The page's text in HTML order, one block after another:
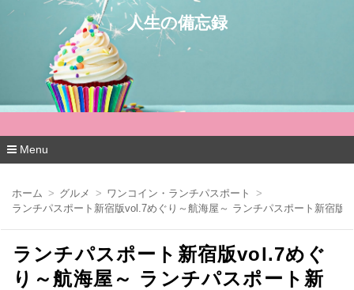
人生の備忘録
Menu
ホーム グルメ
ワンコイン・ランチパスポート
ランチパスポート新宿版vol.7めぐり～航海屋～ ランチパスポート新宿版
ランチパスポート新宿版vol.7めぐ
り～航海屋～ ランチパスポート新